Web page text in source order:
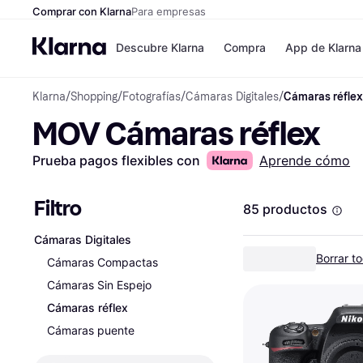
Comprar con KlarnaPara empresas
Descubre Klarna
Formas de pago
Formas de pago
Paga ahora
Paga en 3 plazos
Paga en 30 días
Klarna en Apple
Compra
Tiendas
Shein
Zalando Prive
Zara
Directorio de
App de Klarna
Klarna/Shopping/Fotografías/Cámaras Digitales/Cámaras réflex
MOV Cámaras réflex
Prueba pagos flexibles con Aprende cómo
Filtro
Cámaras Digitales
Cámaras Compactas
Cámaras Sin Espejo
Cámaras réflex
Cámaras puente
85 productos
Borrar